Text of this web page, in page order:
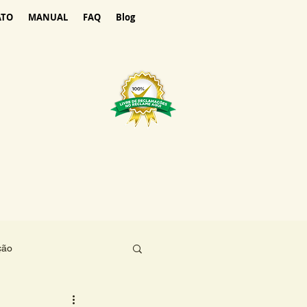
MANUAL FAQ Blog